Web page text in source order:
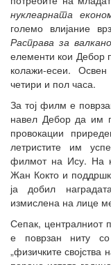
нуклеарната
големо влијание
Расправа за
елементи кои Дебор
колажи-есеи.
четири и пол часа.
За тој филм е
навел Дебор да им
провокации
летристите им
филмот на Ису. На
Жан Кокто и
ја добил
измислена на лице
Сепак, централниот
е поврзан ниту
„физичките својства